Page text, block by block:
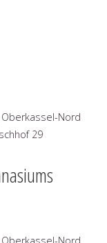
Nord
29